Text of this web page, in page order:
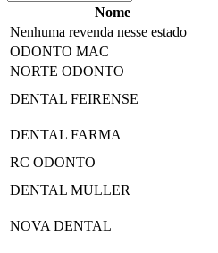
Nome
Nenhuma revenda nesse estado
ODONTO MAC
NORTE ODONTO
DENTAL FEIRENSE
DENTAL FARMA
RC ODONTO
DENTAL MULLER
NOVA DENTAL